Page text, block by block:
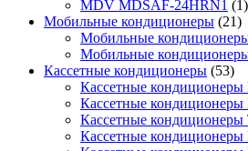
MDV MDSAF-24HRN1 (1)
Мобильные кондиционеры (21)
Мобильные
Мобильные
Кассетные кондиционеры (53)
Кассетные кондиционеры
Кассетные кондиционеры
Кассетные кондиционеры
Кассетные